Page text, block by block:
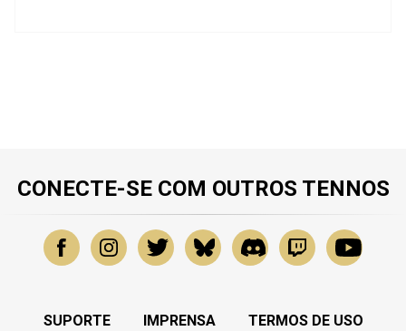
CONECTE-SE COM OUTROS TENNOS
SUPORTE IMPRENSA
TERMOS DE USO